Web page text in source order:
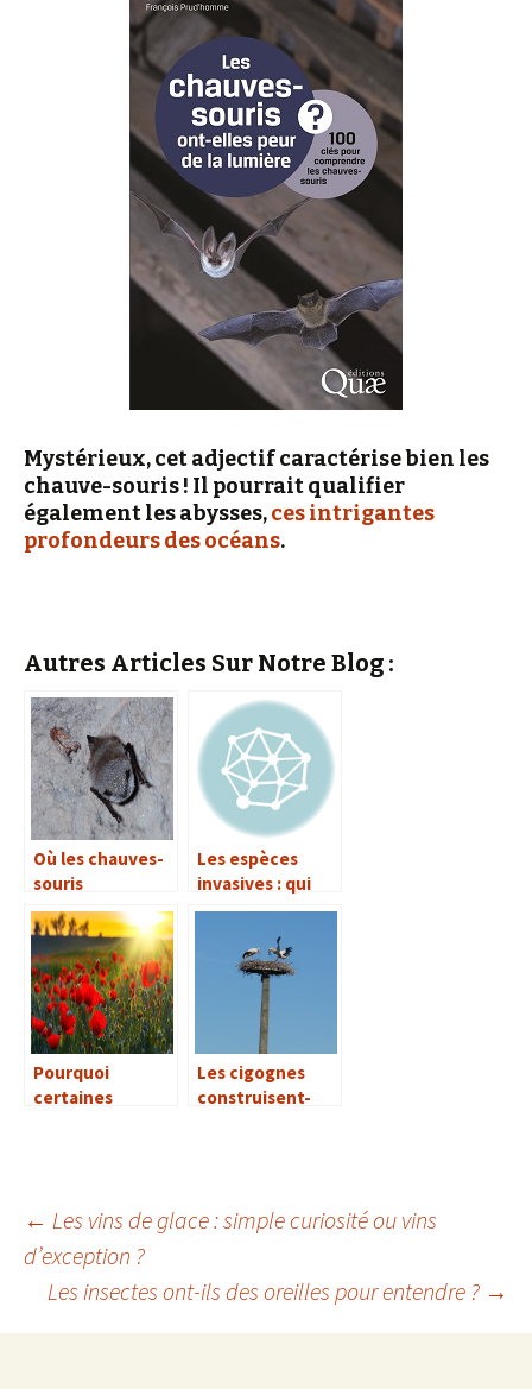
Mystérieux, cet adjectif caractérise bien les
chauve-souris ! Il pourrait qualifier
également les abysses,ces intrigantes
profondeurs des océans.
Autres Articles Sur Notre Blog :
Où les chauves-
souris
hibernent-elles ?
Les espèces
invasives : qui
sont-elles ?
Pourquoi
certaines
Les cigognes
construisent-
Navigation
des
← Les vins de glace : simple curiosité ou vins
d’exception ?
Les insectes ont-ils des oreilles pour entendre ? →